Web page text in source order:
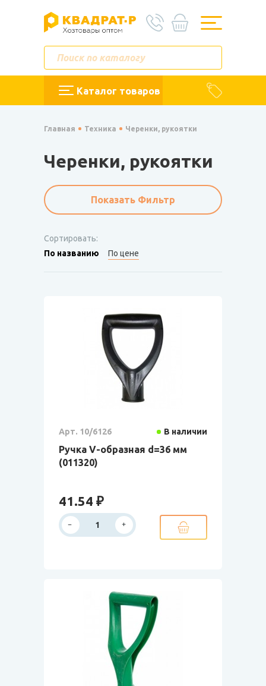
Каталог товаров
Главная Техника Черенки, рукоятки
Черенки, рукоятки
Показать Фильтр
Сортировать:
По названию
По цене
Арт. 10/6126 В наличии
Ручка V-образная d=36 мм
(011320)
41.54 ₽